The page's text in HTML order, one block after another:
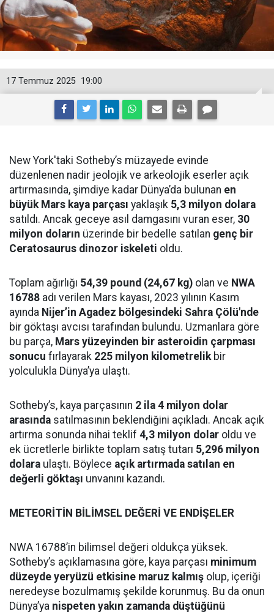
19:00
17 Temmuz 2025
New York'taki Sotheby’s müzayede evinde
düzenlenen nadir jeolojik ve arkeolojik eserler açık
artırmasında, şimdiye kadar Dünya’da bulunan en
büyük Mars kaya parçası yaklaşık 5,3 milyon dolara
satıldı. Ancak geceye asıl damgasını vuran eser, 30
milyon doların üzerinde bir bedelle satılan genç bir
Ceratosaurus dinozor iskeleti oldu.
Toplam ağırlığı 54,39 pound (24,67 kg) olan ve NWA
16788 adı verilen Mars kayası, 2023 yılının Kasım
ayında Nijer’in Agadez bölgesindeki Sahra Çölü'nde
bir göktaşı avcısı tarafından bulundu. Uzmanlara göre
bu parça, Mars yüzeyinden bir asteroidin çarpması
sonucu fırlayarak 225 milyon kilometrelikbir
yolculukla Dünya’ya ulaştı.
Sotheby’s, kaya parçasının 2 ila 4 milyon dolar
arasında satılmasının beklendiğini açıkladı. Ancak açık
artırma sonunda nihai teklif 4,3 milyon dolar oldu ve
ek ücretlerle birlikte toplam satış tutarı 5,296 milyon
dolara ulaştı. Böylece açık artırmada satılan en
değerli göktaşı unvanını kazandı.
METEORİTİN BİLİMSEL DEĞERİ VE ENDİŞELER
NWA 16788’in bilimsel değeri oldukça yüksek.
Sotheby’s açıklamasına göre, kaya parçası minimum
düzeyde yeryüzü etkisine maruz kalmış olup, içeriği
neredeyse bozulmamış şekilde korunmuş. Bu da onun
Dünya’ya nispeten yakın zamanda düştüğünü